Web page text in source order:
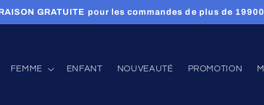
GRATUITE pour les commandes de plus de
FEMME ENFANT NOUVEAUTÉ PROMOTION